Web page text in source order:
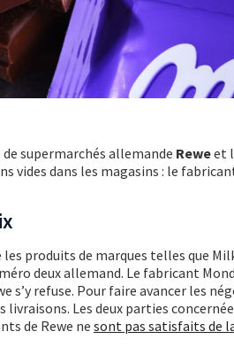
supermarchés allemande Reweet
vides dans les magasins : le
produits de marques telles que
deux allemand. Le fabricant
s’y refuse. Pour faire avancer les
Les deux parties
de Rewe ne sont pas satisfaits de